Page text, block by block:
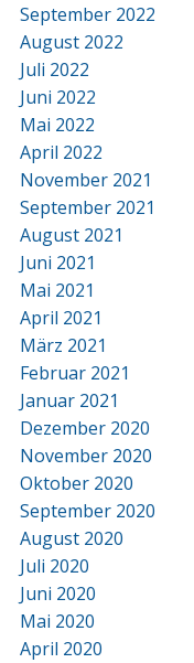
September 2022
August 2022
Juli 2022
Juni 2022
Mai 2022
April 2022
November 2021
September 2021
August 2021
Juni 2021
Mai 2021
April 2021
März 2021
Februar 2021
Januar 2021
Dezember 2020
November 2020
Oktober 2020
September 2020
August 2020
Juli 2020
Juni 2020
Mai 2020
April 2020